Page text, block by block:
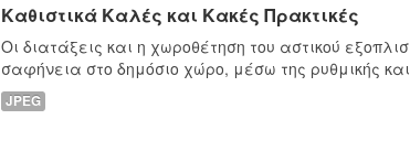
Καθιστικά Καλές και Κακές Πρακτικές
Οι διατάξεις και η χωροθέτηση του αστικού
σαφήνεια στο δημόσιο χώρο, μέσω της ρυθμικής
JPEG